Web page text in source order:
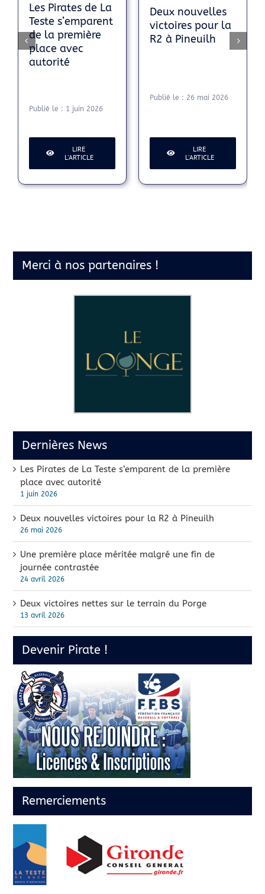
Les Pirates de La
Teste s’emparent
de la première
place avec
autorité
Publié le : 1 juin 2026
LIRE
L'ARTICLE
Deux nouvelles
victoires pour la
R2 à Pineuilh
Publié le : 26 mai 2026
LIRE
L'ARTICLE
Merci à nos partenaires !
Dernières News
Les Pirates de La Teste s’emparent de la première
place avec autorité
1 juin 2026
Deux nouvelles victoires pour la R2 à Pineuilh
26 mai 2026
Une première place méritée malgré une fin de
journée contrastée
24 avril 2026
Deux victoires nettes sur le terrain du Porge
13 avril 2026
Devenir Pirate !
Remerciements